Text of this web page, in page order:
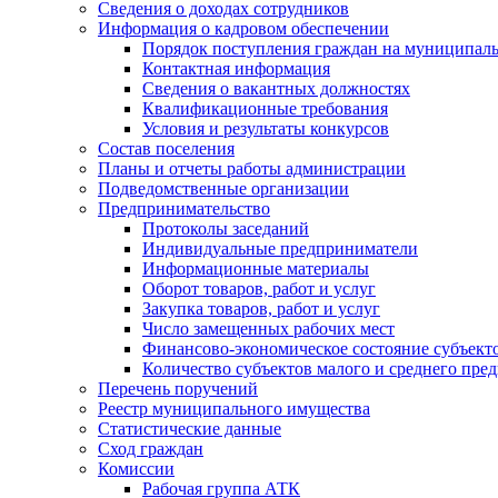
Сведения о доходах сотрудников
Информация о кадровом обеспечении
Порядок поступления граждан на
Контактная информация
Сведения о вакантных должностях
Квалификационные требования
Условия и результаты конкурсов
Состав поселения
Планы и отчеты работы администрации
Подведомственные организации
Предпринимательство
Протоколы заседаний
Индивидуальные предприниматели
Информационные материалы
Оборот товаров, работ и услуг
Закупка товаров, работ и услуг
Число замещенных рабочих мест
Финансово-экономическое состояние
Количество субъектов малого и среднего
Перечень поручений
Реестр муниципального имущества
Статистические данные
Сход граждан
Комиссии
Рабочая группа АТК